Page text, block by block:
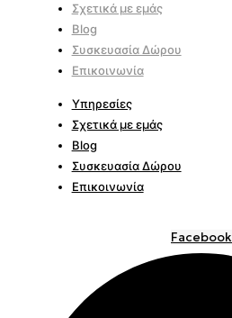
Σχετικά με εμάς
Blog
Συσκευασία Δώρου
Επικοινωνία
Υπηρεσίες
Σχετικά με εμάς
Blog
Συσκευασία Δώρου
Επικοινωνία
Facebook